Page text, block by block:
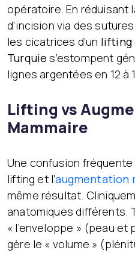
opératoire. En réduisant
d’incision via des
les cicatrices d’un lifting
Turquie s’estompent
lignes argentées en 12 à
Lifting vs
Mammaire
Une confusion
lifting et l’augmentation
même résultat.
anatomiques différents.
« l’enveloppe » (peau et
gère le « volume »